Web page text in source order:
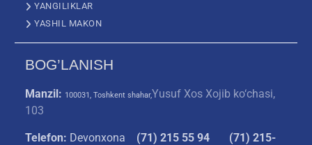
YANGILIKLAR
YASHIL MAKON
BOG’LANISH
Manzil: 100031, Toshkent shahar,Yusuf Xos Xojib ko‘chasi,
103
Telefon: Devonxona (71) 215 55 94
(71) 215-